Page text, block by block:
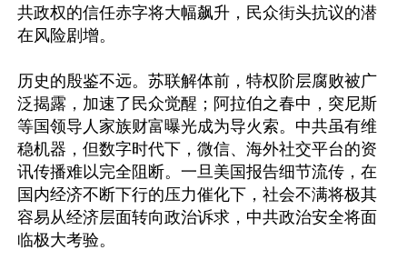
共政权的信任赤字将大幅飙升，民众街头抗议的潜
在风险剧增。
历史的殷鉴不远。苏联解体前，特权阶层腐败被广
泛揭露，加速了民众觉醒；阿拉伯之春中，突尼斯
等国领导人家族财富曝光成为导火索。中共虽有维
稳机器，但数字时代下，微信、海外社交平台的资
讯传播难以完全阻断。一旦美国报告细节流传，在
国内经济不断下行的压力催化下，社会不满将极其
容易从经济层面转向政治诉求，中共政治安全将面
临极大考验。